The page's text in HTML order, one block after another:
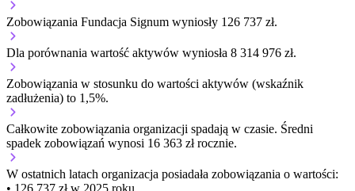
Zobowiązania Fundacja Signum wyniosły 126 737 zł.
Dla porównania wartość aktywów wyniosła 8 314 976 zł.
Zobowiązania w stosunku do wartości aktywów (wskaźnik
zadłużenia) to 1,5%.
Całkowite zobowiązania organizacji spadają w czasie. Średni
spadek zobowiązań wynosi 16 363 zł rocznie.
W ostatnich latach organizacja posiadała zobowiązania o wartości:
• 126 737 zł w 2025 roku